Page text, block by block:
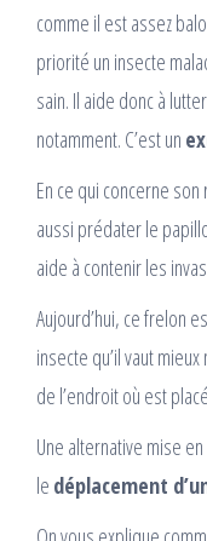
comme il est assez
priorité un insecte
sain. Il aide donc à
notamment. C’est un
En ce qui concerne
aussi prédater le
aide à contenir les
Aujourd’hui, ce frelon
insecte qu’il vaut
de l’endroit où est
Une alternative mise
le déplacement